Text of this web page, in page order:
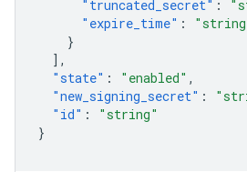
"truncated_secret" :
"expire_time" :
}
],
"state" : "enabled" ,
"new_signing_secret" :
"id" :
"string"
}